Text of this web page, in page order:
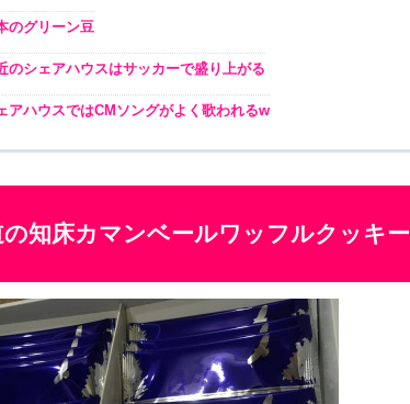
のグリーン豆
のシェアハウスはサッカーで盛り上がる
アハウスではCMソングがよく歌われるw
の知床カマンベールワッフルクッキー